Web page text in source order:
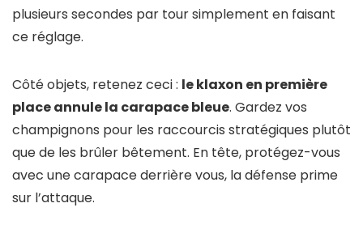
plusieurs secondes par tour simplement en faisant
ce réglage.
Côté objets, retenez ceci : le klaxon en première
place annule la carapace bleue. Gardez vos
champignons pour les raccourcis stratégiques plutôt
que de les brûler bêtement. En tête, protégez-vous
avec une carapace derrière vous, la défense prime
sur l’attaque.